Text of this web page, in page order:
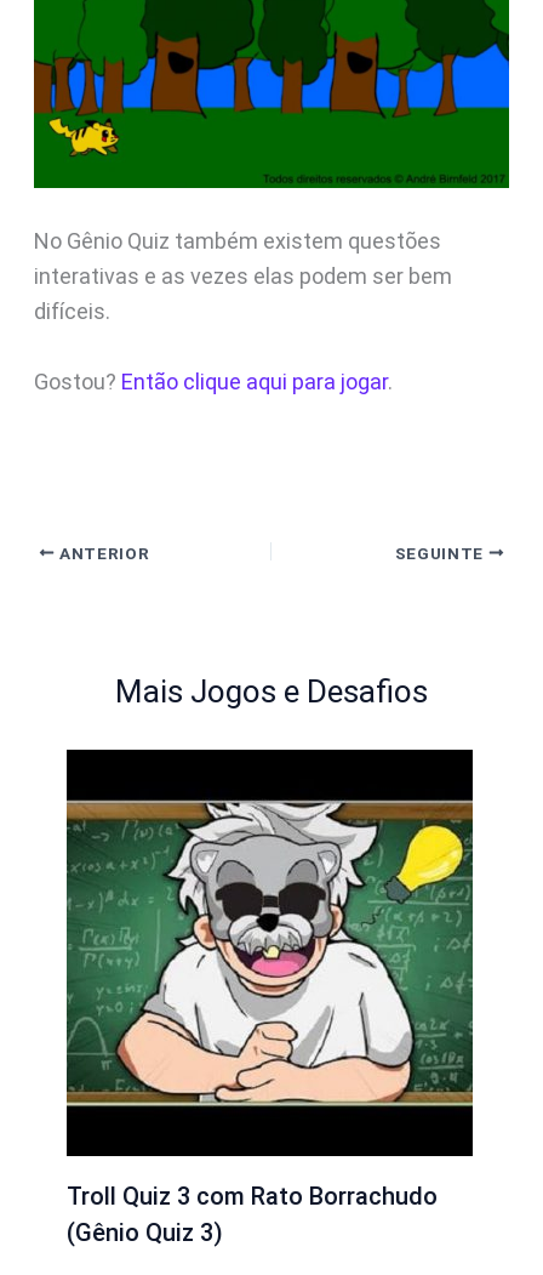
No Gênio Quiz também existem questões
interativas e as vezes elas podem ser bem
difíceis.
Gostou? Então clique aqui para jogar.
ANTERIOR SEGUINTE
Mais Jogos e Desafios
Troll Quiz 3 com Rato Borrachudo
(Gênio Quiz 3)